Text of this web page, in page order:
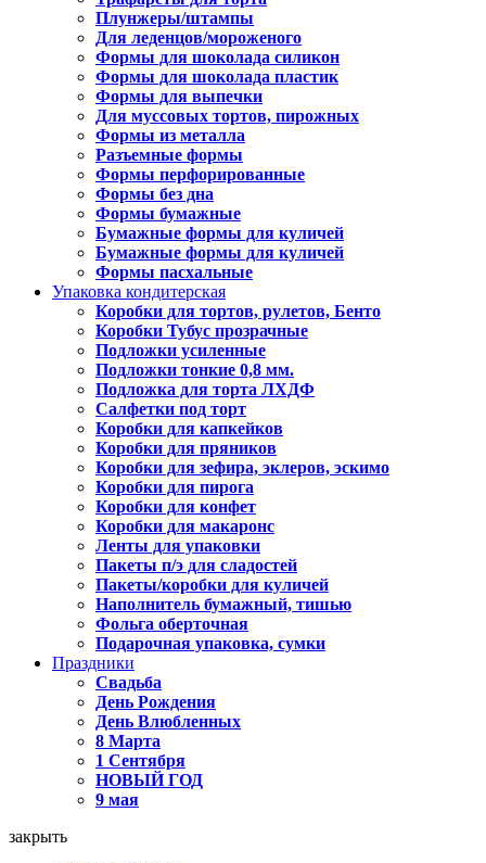
Плунжеры/штампы
Для леденцов/мороженого
Формы для шоколада силикон
Формы для шоколада пластик
Формы для выпечки
Для муссовых тортов, пирожных
Формы из металла
Разъемные формы
Формы перфорированные
Формы без дна
Формы бумажные
Бумажные формы для куличей
Бумажные формы для куличей
Формы пасхальные
Упаковка кондитерская
Коробки для тортов, рулетов, Бенто
Коробки Тубус прозрачные
Подложки усиленные
Подложки тонкие 0,8 мм.
Подложка для торта ЛХДФ
Салфетки под торт
Коробки для капкейков
Коробки для пряников
Коробки для зефира, эклеров, эскимо
Коробки для пирога
Коробки для конфет
Коробки для макаронс
Ленты для упаковки
Пакеты п/э для сладостей
Пакеты/коробки для куличей
Наполнитель бумажный, тишью
Фольга оберточная
Подарочная упаковка, сумки
Праздники
Свадьба
День Рождения
День Влюбленных
8 Марта
1 Сентября
НОВЫЙ ГОД
9 мая
закрыть